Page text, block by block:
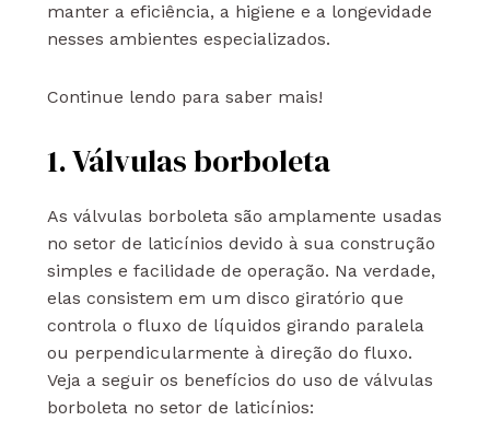
manter a eficiência, a higiene e a longevidade
nesses ambientes especializados.
Continue lendo para saber mais!
1. Válvulas borboleta
As válvulas borboleta são amplamente usadas
no setor de laticínios devido à sua construção
simples e facilidade de operação. Na verdade,
elas consistem em um disco giratório que
controla o fluxo de líquidos girando paralela
ou perpendicularmente à direção do fluxo.
Veja a seguir os benefícios do uso de válvulas
borboleta no setor de laticínios: